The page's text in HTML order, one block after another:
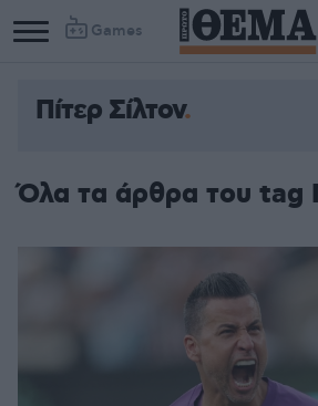
Games
Πίτερ Σίλτον
Όλα τα άρθρα του tag